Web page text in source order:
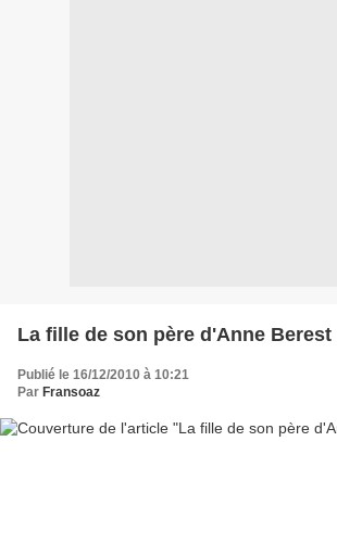
La fille de son père d'Anne Berest
Publié le 16/12/2010 à 10:21
Par Fransoaz